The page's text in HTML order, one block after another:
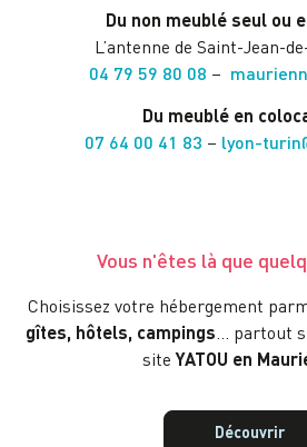
Du non meublé seul ou
L’antenne de Saint-Jean-
04 79 59 80 08 –
Du meublé en
07 64 00 41 83 – lyon-
Vous n'êtes là que
Choisissez votre hébergement
gîtes, hôtels, campings … partout
site YATOU en
Découvrir